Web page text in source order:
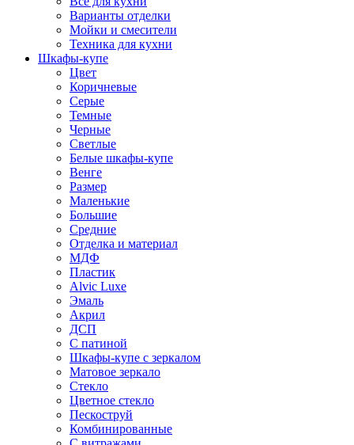
Варианты отделки
Мойки и смесители
Техника для кухни
Шкафы-купе
Цвет
Коричневые
Серые
Темные
Черные
Светлые
Белые шкафы-купе
Венге
Размер
Маленькие
Большие
Средние
Отделка и материал
МДФ
Пластик
Alvic Luxe
Эмаль
Акрил
ДСП
С патиной
Шкафы-купе с зеркалом
Матовое зеркало
Стекло
Цветное стекло
Пескоструй
Комбинированные